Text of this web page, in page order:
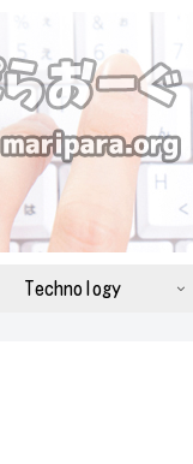
Technology